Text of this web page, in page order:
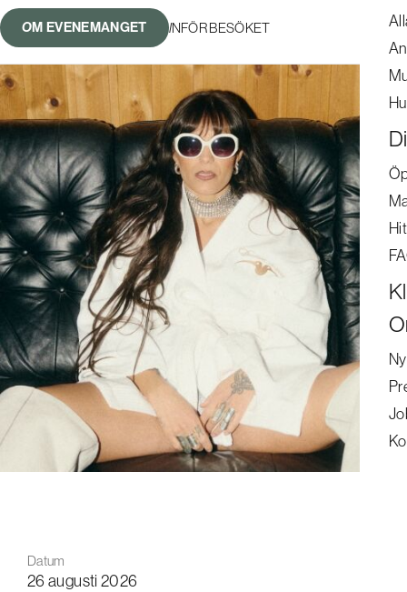
OM EVENEMANGET INFÖR BESÖKET
Datum
26 augusti 2026